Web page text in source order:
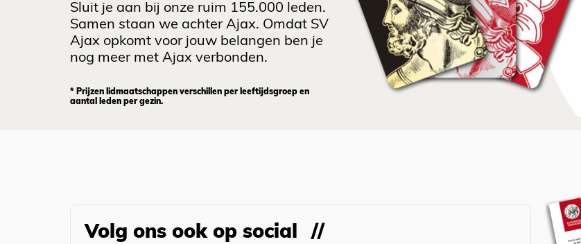
Sluit je aan bij onze ruim 155.000 leden.
Samen staan we achter Ajax. Omdat SV
Ajax opkomt voor jouw belangen ben je
nog meer met Ajax verbonden.
* Prijzen lidmaatschappen verschillen per leeftijdsgroep en
aantal leden per gezin.
Volg ons ook op social